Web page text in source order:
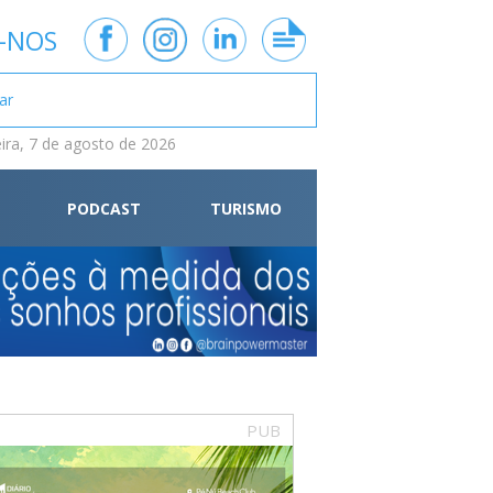
7 de agosto de 2026
PODCAST TURISMO
PUB